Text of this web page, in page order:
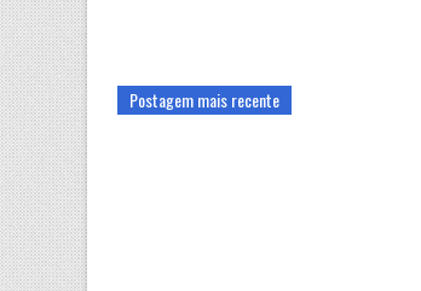
Postagem mais recente